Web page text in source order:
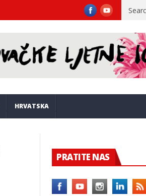
Održana Vinska noć u Blatu: Predstavilo
HRVATSKA
PRATITE NAS